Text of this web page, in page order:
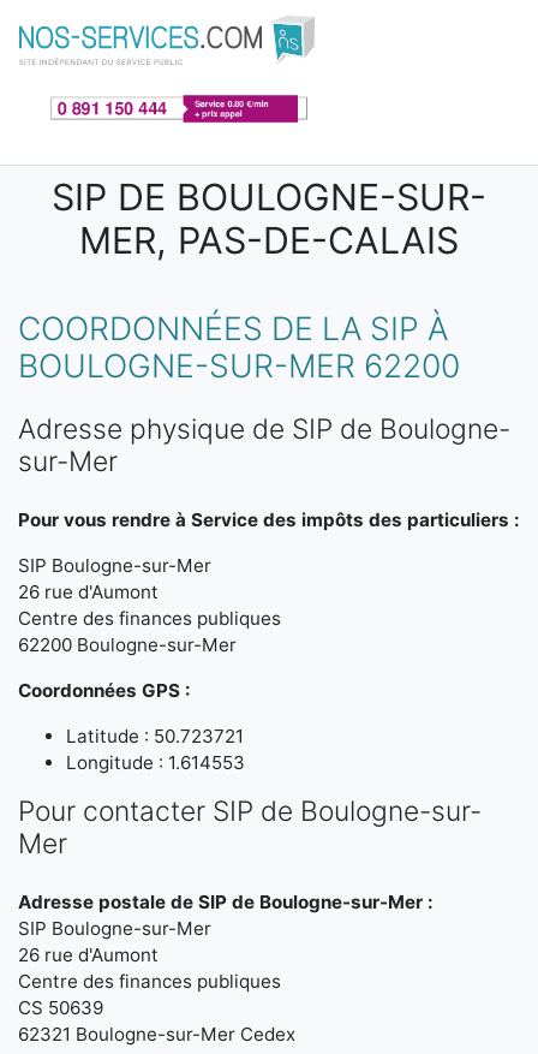
Aller au contenu principal
SIP DE BOULOGNE-SUR-
MER, PAS-DE-CALAIS
COORDONNÉES DE LA SIP À
BOULOGNE-SUR-MER 62200
Adresse physique de SIP de Boulogne-
sur-Mer
Pour vous rendre à Service des impôts des particuliers :
SIP Boulogne-sur-Mer
26 rue d'Aumont
Centre des finances publiques
62200 Boulogne-sur-Mer
Coordonnées GPS :
Latitude : 50.723721
Longitude : 1.614553
Pour contacter SIP de Boulogne-sur-
Mer
Adresse postale de SIP de Boulogne-sur-Mer :
SIP Boulogne-sur-Mer
26 rue d'Aumont
Centre des finances publiques
CS 50639
62321 Boulogne-sur-Mer Cedex